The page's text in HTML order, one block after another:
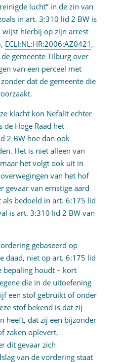
lucht” in de zin van
in art. 3:310 lid 2 BW is
wijst hierbij op zijn arrest
ECLI:NL:HR:2006:AZ0421 ,
gemeente Tilburg over
van een perceel met
dat de gemeente die
klacht kon Nefalit echter
de Hoge Raad het
2 BW hoe dan ook
Het is niet alleen van
het volgt ook uit in
van het hof
gevaar van ernstige aard
bedoeld in art. 6:175 lid
is art. 3:310 lid 2 BW van
gebaseerd op
daad, niet op art. 6:175 lid
bepaling houdt – kort
die in de uitoefening
een stof gebruikt of onder
stof bekend is dat zij
heeft, dat zij een bijzonder
zaken oplevert,
dit gevaar zich
van de vordering staat